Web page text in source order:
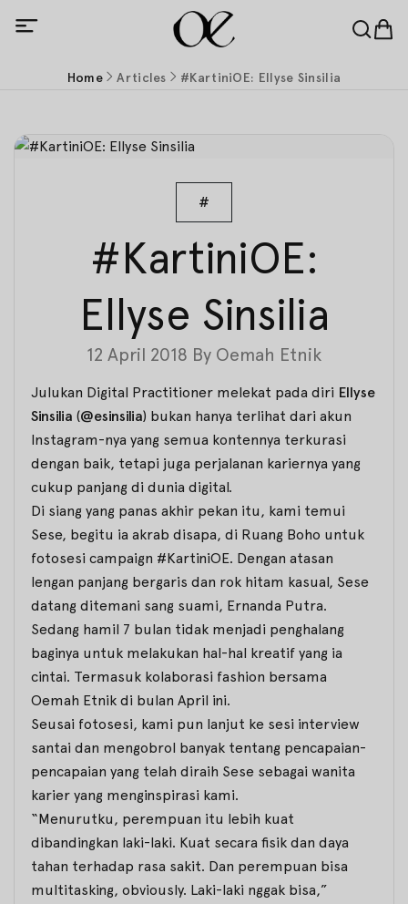
Home Articles #KartiniOE: Ellyse Sinsilia
#
#KartiniOE:
Ellyse Sinsilia
12 April 2018 By Oemah Etnik
Julukan Digital Practitioner melekat pada diri Ellyse
Sinsilia (@esinsilia) bukan hanya terlihat dari akun
Instagram-nya yang semua kontennya terkurasi
dengan baik, tetapi juga perjalanan kariernya yang
cukup panjang di dunia digital.
Di siang yang panas akhir pekan itu, kami temui
Sese, begitu ia akrab disapa, di Ruang Boho untuk
fotosesi campaign #KartiniOE. Dengan atasan
lengan panjang bergaris dan rok hitam kasual, Sese
datang ditemani sang suami, Ernanda Putra.
Sedang hamil 7 bulan tidak menjadi penghalang
baginya untuk melakukan hal-hal kreatif yang ia
cintai. Termasuk kolaborasi fashion bersama
Oemah Etnik di bulan April ini.
Seusai fotosesi, kami pun lanjut ke sesi interview
santai dan mengobrol banyak tentang pencapaian-
pencapaian yang telah diraih Sese sebagai wanita
karier yang menginspirasi kami.
“Menurutku, perempuan itu lebih kuat
dibandingkan laki-laki. Kuat secara fisik dan daya
tahan terhadap rasa sakit. Dan perempuan bisa
multitasking, obviously. Laki-laki nggak bisa,”